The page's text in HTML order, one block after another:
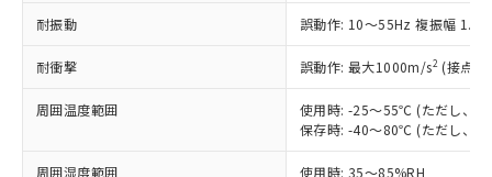
耐振動 誤動作: 10～55Hz 複振幅
耐衝撃 誤動作: 最大1000m/s2 (接点
周囲温度範囲
使用時: -25～55℃ (ただし、氷
保存時: -40～80℃ (ただし、氷
周囲湿度範囲 使用時: 35～85%RH
記載している更新日時点での社内デー
タに基づき作成されるものであり、閲
覧された時点での実際の在庫および標
準価格とは異なる場合があることをご
正式な納期状況および標準価格はお客
様のお取引先、またはお客様担当のオ
鉛(Pb) 1000ppm以下、 水銀(Hg) 1000ppm以下、 カド
六価クロム(Cr(Ⅵ)) 1000ppm以下、ポリ臭化ビフェニル
類(PBB) 1000ppm以下、ポリ臭化ジフェニルエーテル類
(PBDE) 1000ppm以下、フタル酸ビス(2-エチルヘキシ
ル) (DEHP)(別名：DOP) 1000ppm以下、フタル酸ブチ
ルベンジル（BBP） 1000ppm以下、フタル酸ジブチル
（DBP） 1000ppm以下、フタル酸ジイソブチル
*中国RoHS10物質の基準値 (GB/T26572)：
Pb(鉛) :1000ppm、 Hg(水銀) : 1000ppm、 Cd(カドミウ
Cr(Ⅵ)(六価クロム) : 1000ppm、 PBBs(ポリ臭化ビフェ
ニル類) : 1000ppm、 PBDEs(ポリ臭化ジフェニルエーテ
（以下｢規制貨物等」という）を輸出
または国外への提供する場合は、日本
国政府の輸出許可(または役務取引許
可)を取得するなどの必要な手続きを
当社は規制貨物を破棄する場合は、完
全に破砕するなど、違法に輸出されな
いよう必要な手段を講じます。
○ 一定数以上の在庫あり
△ 一定数には満たないが在庫あり